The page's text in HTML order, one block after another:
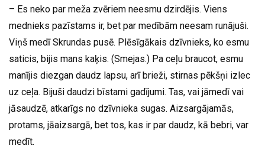
– Es neko par meža zvēriem neesmu dzirdējis. Viens
mednieks pazīstams ir, bet par medībām neesam runājuši.
Viņš medī Skrundas pusē. Plēsīgākais dzīvnieks, ko esmu
saticis, bijis mans kaķis. (Smejas.) Pa ceļu braucot, esmu
manījis diezgan daudz lapsu, arī brieži, stirnas pēkšņi izlec
uz ceļa. Bijuši daudzi bīstami gadījumi. Tas, vai jāmedī vai
jāsaudzē, atkarīgs no dzīvnieka sugas. Aizsargājamās,
protams, jāaizsargā, bet tos, kas ir par daudz, kā bebri, var
medīt.